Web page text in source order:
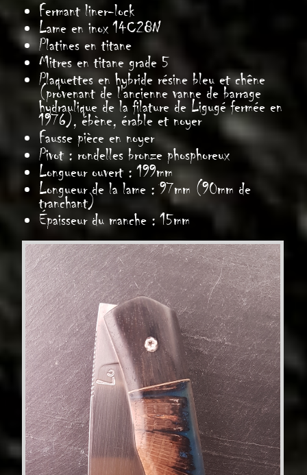
Fermant liner-lock
Lame en inox 14C28N
Platines en titane
Mitres en titane grade 5
Plaquettes en hybride résine bleu et chêne
(provenant de l'ancienne vanne de barrage
hydraulique de la filature de Ligugé fermée en
1976), ébène, érable et noyer
Fausse pièce en noyer
Pivot : rondelles bronze phosphoreux
Longueur ouvert : 199mm
Longueur de la lame : 97mm (90mm de
tranchant)
Épaisseur du manche : 15mm